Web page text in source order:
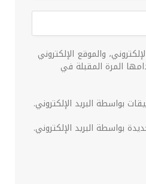
والموقع الإلكتروني
المرة المقبلة في
بواسطة البريد الإلكتروني.
بواسطة البريد الإلكتروني.